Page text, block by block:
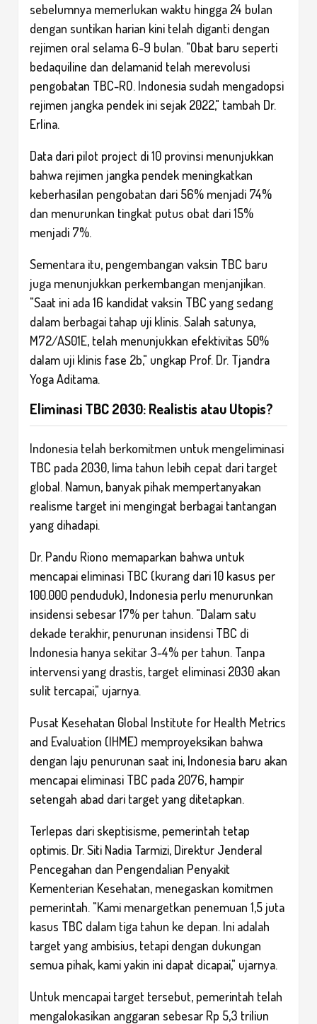
sebelumnya memerlukan waktu hingga 24 bulan
dengan suntikan harian kini telah diganti dengan
rejimen oral selama 6-9 bulan. "Obat baru seperti
bedaquiline dan delamanid telah merevolusi
pengobatan TBC-RO. Indonesia sudah mengadopsi
rejimen jangka pendek ini sejak 2022," tambah Dr.
Erlina.
Data dari pilot project di 10 provinsi menunjukkan
bahwa rejimen jangka pendek meningkatkan
keberhasilan pengobatan dari 56% menjadi 74%
dan menurunkan tingkat putus obat dari 15%
menjadi 7%.
Sementara itu, pengembangan vaksin TBC baru
juga menunjukkan perkembangan menjanjikan.
"Saat ini ada 16 kandidat vaksin TBC yang sedang
dalam berbagai tahap uji klinis. Salah satunya,
M72/AS01E, telah menunjukkan efektivitas 50%
dalam uji klinis fase 2b," ungkap Prof. Dr. Tjandra
Yoga Aditama.
Eliminasi TBC 2030: Realistis atau Utopis?
Indonesia telah berkomitmen untuk mengeliminasi
TBC pada 2030, lima tahun lebih cepat dari target
global. Namun, banyak pihak mempertanyakan
realisme target ini mengingat berbagai tantangan
yang dihadapi.
Dr. Pandu Riono memaparkan bahwa untuk
mencapai eliminasi TBC (kurang dari 10 kasus per
100.000 penduduk), Indonesia perlu menurunkan
insidensi sebesar 17% per tahun. "Dalam satu
dekade terakhir, penurunan insidensi TBC di
Indonesia hanya sekitar 3-4% per tahun. Tanpa
intervensi yang drastis, target eliminasi 2030 akan
sulit tercapai," ujarnya.
Pusat Kesehatan Global Institute for Health Metrics
and Evaluation (IHME) memproyeksikan bahwa
dengan laju penurunan saat ini, Indonesia baru akan
mencapai eliminasi TBC pada 2076, hampir
setengah abad dari target yang ditetapkan.
Terlepas dari skeptisisme, pemerintah tetap
optimis. Dr. Siti Nadia Tarmizi, Direktur Jenderal
Pencegahan dan Pengendalian Penyakit
Kementerian Kesehatan, menegaskan komitmen
pemerintah. "Kami menargetkan penemuan 1,5 juta
kasus TBC dalam tiga tahun ke depan. Ini adalah
target yang ambisius, tetapi dengan dukungan
semua pihak, kami yakin ini dapat dicapai," ujarnya.
Untuk mencapai target tersebut, pemerintah telah
mengalokasikan anggaran sebesar Rp 5,3 triliun